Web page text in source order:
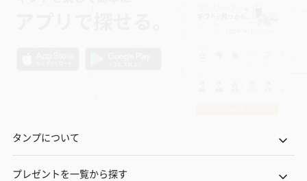
タンプについて
プレゼントを一覧から探す